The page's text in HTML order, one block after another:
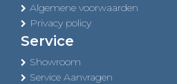
Algemene voorwaarden
Privacy policy
Service
Showroom
Service Aanvragen